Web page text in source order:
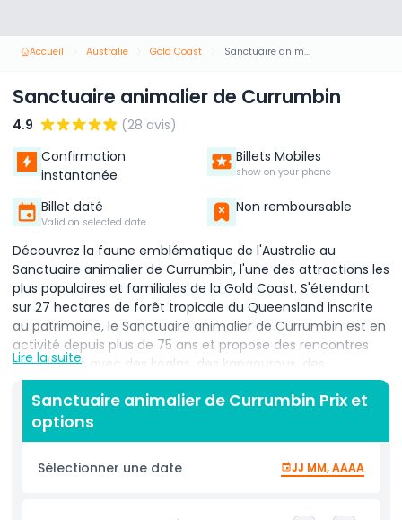
Accueil Australie Gold Coast Sanctuaire animalier de Currumbin
Sanctuaire animalier de Currumbin
4.9
(28 avis)
Confirmation
instantanée
Billets Mobiles
show on your phone
Billet daté
Valid on selected date
Non remboursable
Découvrez la faune emblématique de l'Australie au
Sanctuaire animalier de Currumbin, l'une des attractions les
plus populaires et familiales de la Gold Coast. S'étendant
sur 27 hectares de forêt tropicale du Queensland inscrite
au patrimoine, le Sanctuaire animalier de Currumbin est en
activité depuis plus de 75 ans et propose des rencontres
inoubliables avec des koalas, des kangourous, des
wombats, des échidnés, des diables de Tasmanie et des
crocodiles dans des décors de brousse naturelle. Un point
fort du Sanctuaire animalier de Currumbin sur la Gold
Coast est le nourrissage mondialement connu des loriquets
arc-en-ciel, où les visiteurs peuvent nourrir à la main des
volées colorées. Le spectacle d'oiseaux en vol libre Wild
dessus et constitue une expérience à ne pas manquer. Les
Lire la suite
Sanctuaire animalier de Currumbin Prix et
options
Sélectionner une date JJ MM, AAAA